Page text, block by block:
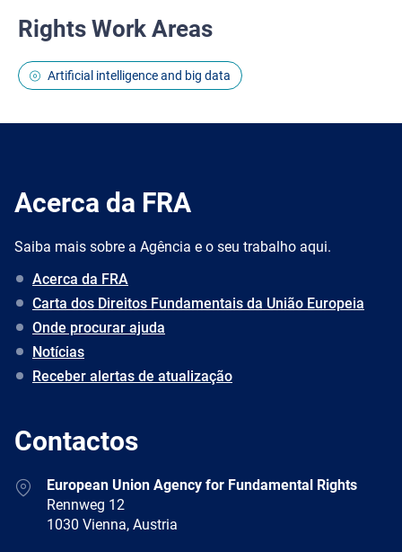
Rights Work Areas
Artificial intelligence and big data
Acerca da FRA
Saiba mais sobre a Agência e o seu trabalho aqui.
Acerca da FRA
Carta dos Direitos Fundamentais da União Europeia
Onde procurar ajuda
Notícias
Receber alertas de atualização
Contactos
AddressEuropean Union Agency for Fundamental Rights
Rennweg 12
1030 Vienna, Austria